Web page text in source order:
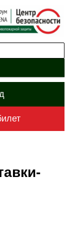
безопасности и
пр. Победителей,